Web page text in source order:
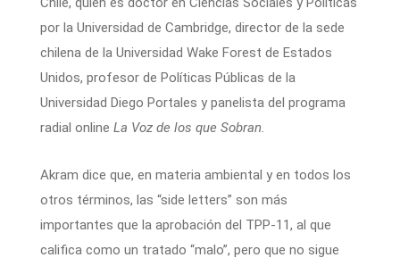
por la Universidad de Cambridge, director de la sede
chilena de la Universidad Wake Forest de Estados
Unidos, profesor de Políticas Públicas de la
Universidad Diego Portales y panelista del programa
radial online La Voz de los que Sobran.
Akram dice que, en materia ambiental y en todos los
otros términos, las “side letters” son más
importantes que la aprobación del TPP-11, al que
califica como un tratado “malo”, pero que no sigue